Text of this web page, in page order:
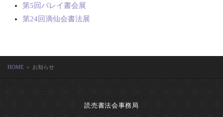
第5回バレイ書会展
第24回滴仙会書法展
HOME ＞ お知らせ
読売書法会事務局